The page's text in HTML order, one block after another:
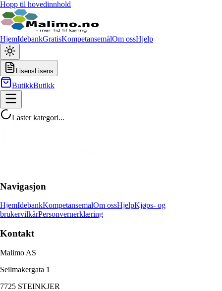
Hopp til hovedinnhold
HjemIdebankGratisKompetansemålOm ossHjelp
Lisens Lisens
ButikkButikk
Laster kategori...
Navigasjon
HjemIdebankKompetansemalOm ossHjelpKjøps- og
brukervilkårPersonvernerklæring
Kontakt
Malimo AS
Seilmakergata 1
7725 STEINKJER